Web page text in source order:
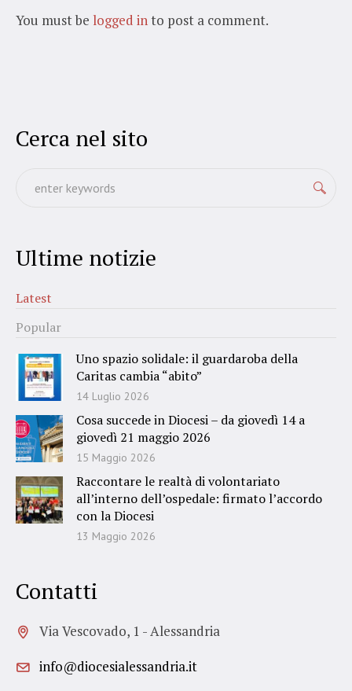
You must be logged into post a comment.
Cerca nel sito
Ultime notizie
Latest
Popular
Uno spazio solidale: il guardaroba della
Caritas cambia “abito”
14 Luglio 2026
Cosa succede in Diocesi – da giovedì 14 a
giovedì 21 maggio 2026
15 Maggio 2026
Raccontare le realtà di volontariato
all’interno dell’ospedale: firmato l’accordo
con la Diocesi
13 Maggio 2026
Contatti
Via Vescovado, 1 - Alessandria
info@diocesialessandria.it